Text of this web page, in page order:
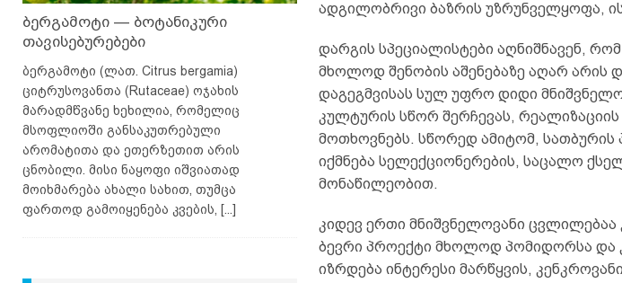
ადგილობრივი ბაზრის უზრუნველყოფა,
დარგის სპეციალისტები აღნიშნავენ,
მხოლოდ შენობის აშენებაზე აღარ არის
დაგეგმვისას სულ უფრო დიდი
კულტურის სწორ შერჩევას,
მოთხოვნებს. სწორედ ამიტომ,
იქმნება სელექციონერების, საცალო
მონაწილეობით.
კიდევ ერთი მნიშვნელოვანი
ბევრი პროექტი მხოლოდ პომიდორსა და
იზრდება ინტერესი მარწყვის,
ბერგამოტი — ბოტანიკური
თავისებურებები
ბერგამოტი (ლათ. Citrus bergamia)
ციტრუსოვანთა (Rutaceae) ოჯახის
მარადმწვანე ხეხილია, რომელიც
მსოფლიოში განსაკუთრებული
არომატითა და ეთერზეთით არის
ცნობილი. მისი ნაყოფი იშვიათად
მოიხმარება ახალი სახით, თუმცა
ფართოდ გამოიყენება კვების,
[...]